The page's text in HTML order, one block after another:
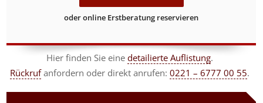
oder online Erstberatung reservieren
Hier finden Sie einedetailierte Auflistung.
Rückrufanfordern oder direkt anrufen:0221 – 6777 00 55.